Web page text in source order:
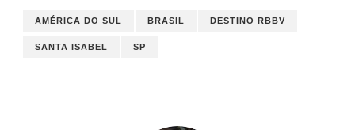
AMÉRICA DO SUL BRASIL DESTINO RBBV
SANTA ISABEL SP